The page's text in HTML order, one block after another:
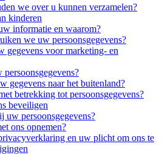
we over u kunnen verzamelen?
kinderen
informatie en waarom?
we uw persoonsgegevens?
gegevens voor marketing- en
gegevens naar het buitenland?
betrekking tot persoonsgegevens?
beveiligen
uw persoonsgegevens?
ons opnemen?
en uw plicht om ons te